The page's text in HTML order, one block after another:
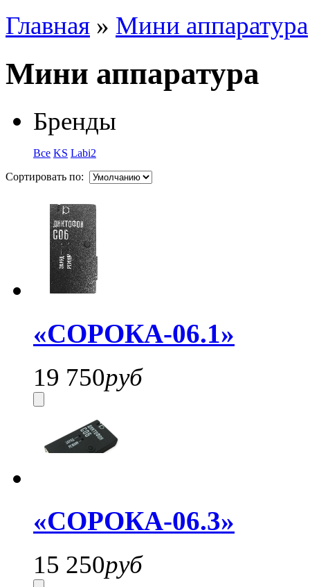
Главная » Мини аппаратура
Мини аппаратура
Бренды
Все KS Labi2
Сортировать по:
«СОРОКА-06.1»
19 750руб
«СОРОКА-06.3»
15 250руб